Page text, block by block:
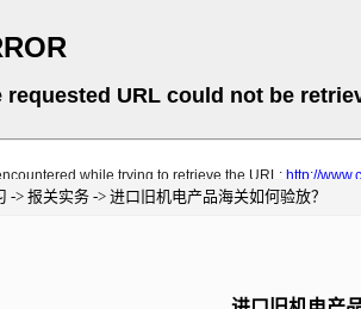
-> 报关实务 -> 进口旧机电产品海关如何验放？